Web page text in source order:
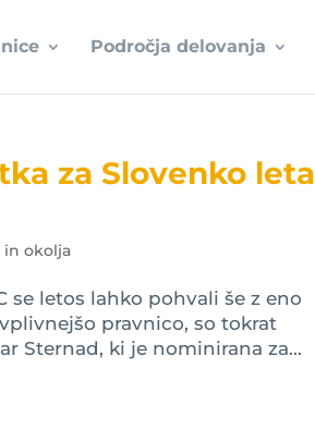
Področja delovanja
za Slovenko leta
in okolja
letos lahko pohvali še z eno
pravnico, so tokrat
Sternad, ki je nominirana za...